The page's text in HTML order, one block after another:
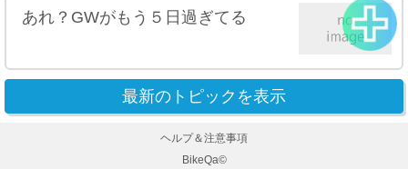
あれ？GWがもう５日過ぎてる
最新のトピックを表示
ヘルプ＆注意事項
BikeQa©